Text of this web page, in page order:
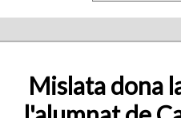
Mislata dona